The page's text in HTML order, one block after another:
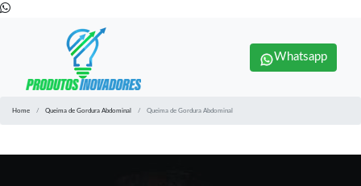
Whatsapp
Home Queima de Gordura Abdominal Queima de Gordura Abdominal